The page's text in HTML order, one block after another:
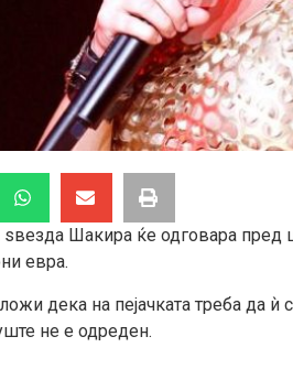
Шакира ќе одговара пред
евра.
дека на пејачката треба да
не е одреден.